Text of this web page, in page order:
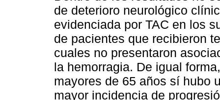
de deterioro neurológico
evidenciada por TAC en los
de pacientes que recibieron
cuales no presentaron
la hemorragia. De igual
mayores de 65 años sí hubo
mayor incidencia de